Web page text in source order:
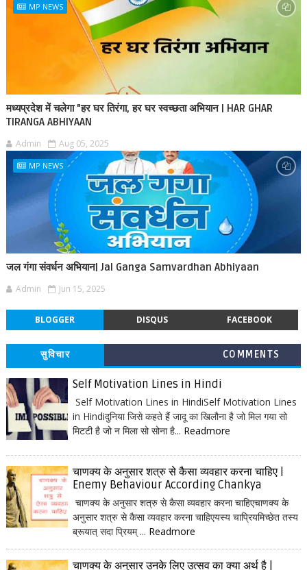
MP NEWS
मध्यप्रदेश में चलेगा "हर घर तिरंगा, हर घर स्वच्छता अभियान | HAR GHAR
TIRANGA ABHIYAAN
Admin Aug 05, 2025
MP NEWS
जल गंगा संवर्धन अभियान| Jal Ganga Samvardhan Abhiyaan
Admin Jun 15, 2025
BLOGGER DISQUS FACEBOOK
सुविचार COMMENTS
Self Motivation Lines in Hindi
Self Motivation Lines in HindiSelf Motivation Lines
in Hindiदुनिया जिसे कहते हैं जादू का खिलौना है जो मिल गया सो
मिटटी है जो न मिला सो सोना है... Readmore
चाणक्य के अनुसार शत्रु से कैसा व्यवहार करना चाहिए |
Enemy Behaviour According Chankya
चाणक्य के अनुसार शत्रु से कैसा व्यवहार करना चाहिएचाणक्य के
अनुसार शत्रु से कैसा व्यवहार करना चाहिएयस्य चाप्रियमिच्छेत तस्य
ब्रूयात् सदा प्रियम् ... Readmore
चाणक्य के अनुसार उनके लिए उत्सव का क्या अर्थ है |